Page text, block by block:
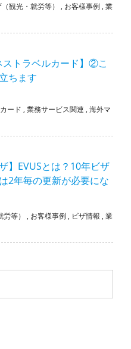
観光・就労等） , お客様事例 , 業
ストラベルカード】②こ
ちます
ード , 業務サービス関連 , 海外マ
】EVUSとは？10年ビザ
2年毎の更新が必要にな
等） , お客様事例 , ビザ情報 , 業